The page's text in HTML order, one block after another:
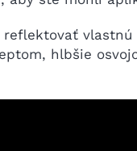
vlastnú
hlbšie